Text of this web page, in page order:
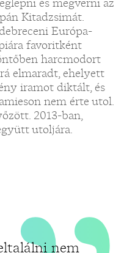
Kitadzsimát.
Európa-
favoritként
harcmodort
elmaradt, ehelyett
iramot diktált, és
nem érte utol.
2013-ban,
utoljára.
nem
„